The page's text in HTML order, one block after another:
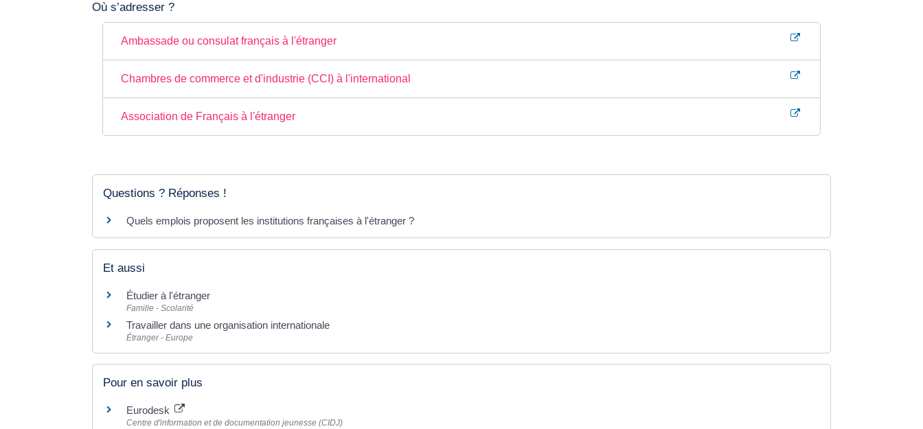
Où s’adresser ?
Ambassade ou consulat français à l'étranger
Chambres de commerce et d'industrie (CCI) à l'international
Association de Français à l'étranger
Questions ? Réponses !
Quels emplois proposent les institutions françaises à l'étranger ?
Et aussi
Étudier à l'étranger
Famille - Scolarité
Travailler dans une organisation internationale
Étranger - Europe
Pour en savoir plus
Eurodesk
Centre d'information et de documentation jeunesse (CIDJ)